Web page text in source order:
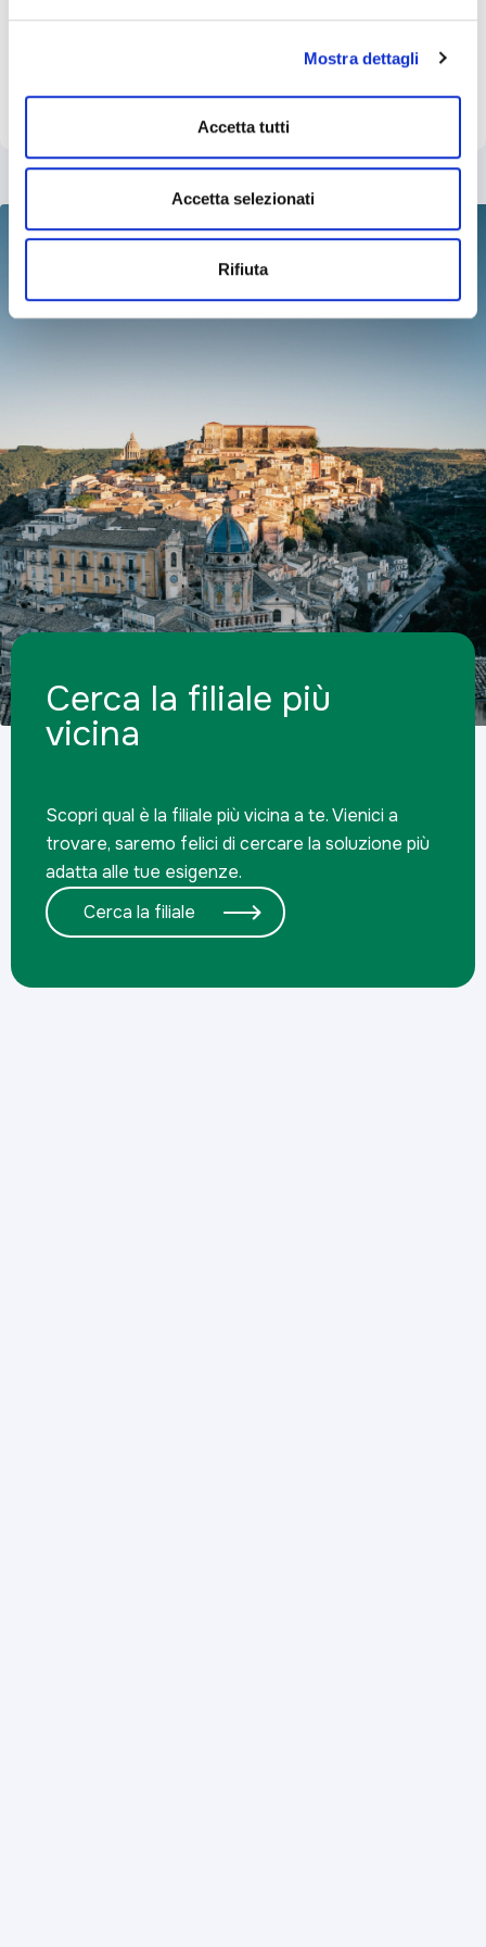
mantenendo le impostazioni di default (solo cookie tecnici
attivi).
Mostra dettagli
Accetta tutti
Accetta selezionati
Rifiuta
Cerca la filiale più
vicina
Scopri qual è la filiale più vicina a te. Vienici a
trovare, saremo felici di cercare la soluzione più
adatta alle tue esigenze.
Cerca la filiale